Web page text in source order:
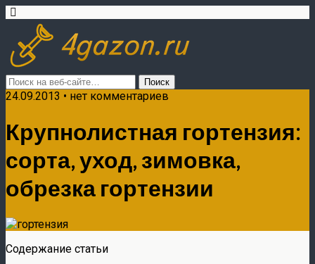
24.09.2013 • нет комментариев
Крупнолистная гортензия:
сорта, уход, зимовка,
обрезка гортензии
Содержание статьи